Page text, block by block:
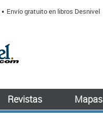
Envío gratuito en libros Desnivel
Revistas Mapas